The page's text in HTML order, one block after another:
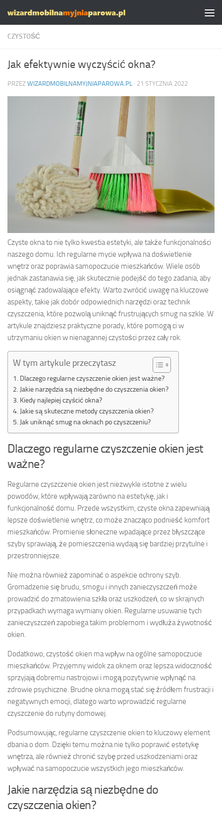
Skip to content
CZYSTOŚĆ
Jak efektywnie wyczyścić okna?
PRZEZ WIZARDMOBILNAMYJNIAPAROWA.PL · 21 STYCZNIA 2022
Czyste okna to nie tylko kwestia estetyki, ale także funkcjonalności
naszego domu. Ich regularne mycie wpływa na doświetlenie
wnętrz oraz poprawia samopoczucie mieszkańców. Wiele osób
jednak zastanawia się, jak skutecznie podejść do tego zadania, aby
osiągnąć zadowalające efekty. Warto zwrócić uwagę na kluczowe
aspekty, takie jak dobór odpowiednich narzędzi oraz technik
czyszczenia, które pozwolą uniknąć frustrujących smug na szkle. W
artykule znajdziesz praktyczne porady, które pomogą ci w
utrzymaniu okien w nienagannej czystości przez cały rok.
W tym artykule przeczytasz
Dlaczego regularne czyszczenie okien jest ważne?
Jakie narzędzia są niezbędne do czyszczenia okien?
Kiedy najlepiej czyścić okna?
Jakie są skuteczne metody czyszczenia okien?
Jak uniknąć smug na oknach po czyszczeniu?
Dlaczego regularne czyszczenie okien jest
ważne?
Regularne czyszczenie okien jest niezwykle istotne z wielu
powodów, które wpływają zarówno na estetykę, jak i
funkcjonalność domu. Przede wszystkim, czyste okna zapewniają
lepsze doświetlenie wnętrz, co może znacząco podnieść komfort
mieszkańców. Promienie słoneczne wpadające przez błyszczące
szyby sprawiają, że pomieszczenia wydają się bardziej przytulne i
przestronniejsze.
Nie można również zapominać o aspekcie ochrony szyb.
Gromadzenie się brudu, smogu i innych zanieczyszczeń może
prowadzić do zmatowienia szkła oraz uszkodzeń, co w skrajnych
przypadkach wymaga wymiany okien. Regularne usuwanie tych
zanieczyszczeń zapobiega takim problemom i wydłuża żywotność
okien.
Dodatkowo, czystość okien ma wpływ na ogólne samopoczucie
mieszkańców. Przyjemny widok za oknem oraz lepsza widoczność
sprzyjają dobremu nastrojowi i mogą pozytywnie wpłynąć na
zdrowie psychiczne. Brudne okna mogą stać się źródłem frustracji i
negatywnych emocji, dlatego warto wprowadzić regularne
czyszczenie do rutyny domowej.
Podsumowując, regularne czyszczenie okien to kluczowy element
dbania o dom. Dzięki temu można nie tylko poprawić estetykę
wnętrza, ale również chronić szybę przed uszkodzeniami oraz
wpływać na samopoczucie wszystkich jego mieszkańców.
Jakie narzędzia są niezbędne do
czyszczenia okien?